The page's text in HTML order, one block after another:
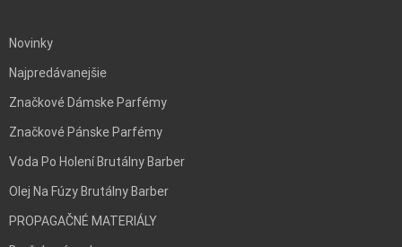
Novinky
Najpredávanejšie
Značkové Dámske Parfémy
Značkové Pánske Parfémy
Voda Po Holení Brutálny Barber
Olej Na Fúzy Brutálny Barber
PROPAGAČNÉ MATERIÁLY